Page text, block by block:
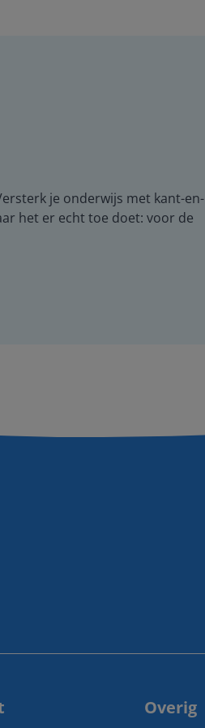
je onderwijs met kant-en-
het er echt toe doet: voor de
Overig